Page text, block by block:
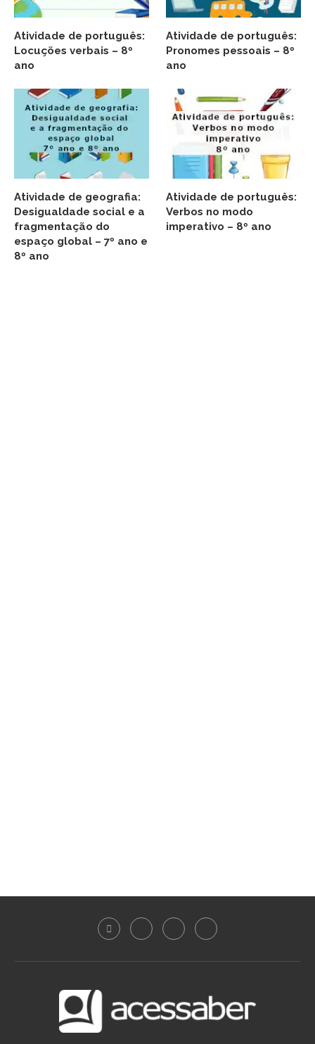
Atividade de português:
Locuções verbais – 8º
ano
Atividade de português:
Pronomes pessoais – 8º
ano
Atividade de geografia:
Desigualdade social e a
fragmentação do
espaço global – 7º ano e
8º ano
Atividade de português:
Verbos no modo
imperativo – 8º ano